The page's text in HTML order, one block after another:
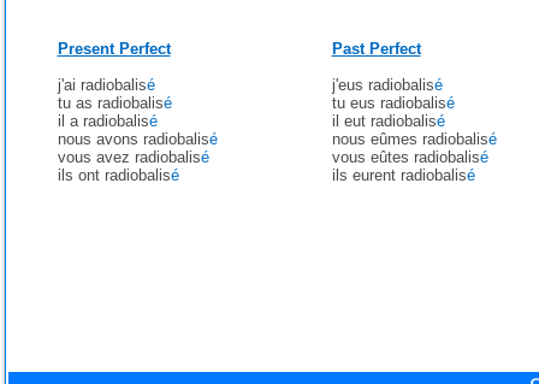
Present Perfect
j'ai radiobalisé
tu as radiobalisé
il a radiobalisé
nous avons radiobalisé
vous avez radiobalisé
ils ont radiobalisé
Past Perfect
j'eus radiobalisé
tu eus radiobalisé
il eut radiobalisé
nous eûmes radiobalisé
vous eûtes radiobalisé
ils eurent radiobalisé